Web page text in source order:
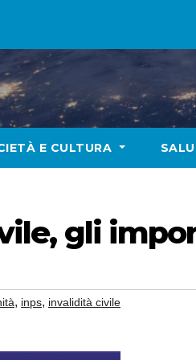
E CULTURA
gli
, inps, invalidità civile